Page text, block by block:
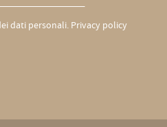
dati personali. Privacy policy